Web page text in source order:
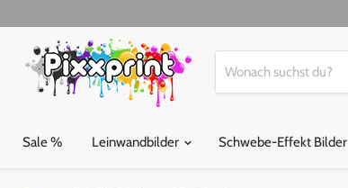
Sale % Leinwandbilder Schwebe-Effekt Bilder